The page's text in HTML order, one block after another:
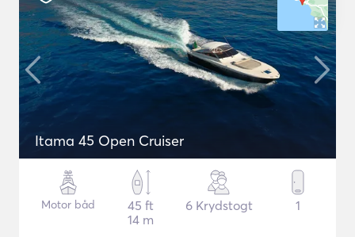
Itama 45 Open Cruiser
Motor båd
45 ft
14 m
6 Krydstogt 1